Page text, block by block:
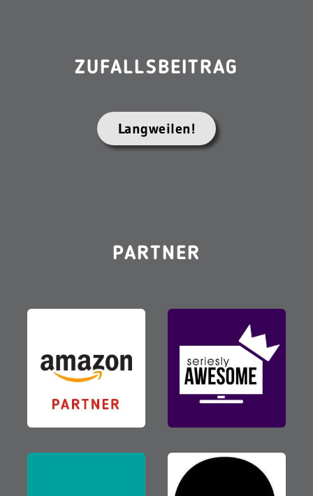
ZUFALLSBEITRAG
Langweilen!
PARTNER